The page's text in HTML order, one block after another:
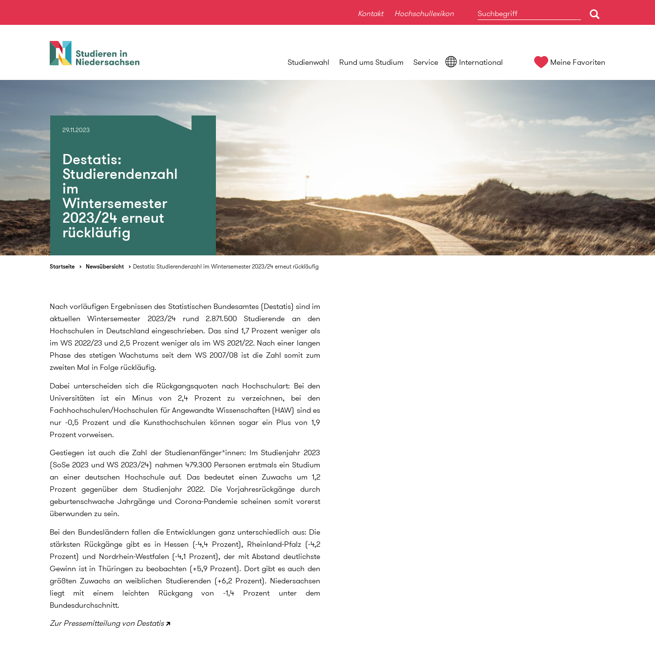
Kontakt Hochschullexikon
Studieren
in
Studienwahl Rund ums Studium Service International Meine Favoriten
29.11.2023
Destatis:
Studierendenzahl
im
Wintersemester
2023/24 erneut
rückläufig
Startseite Newsübersicht Destatis: Studierendenzahl im Wintersemester 2023/24 erneut rückläufig
Nach vorläufigen Ergebnissen des Statistischen Bundesamtes (Destatis) sind im
aktuellen Wintersemester 2023/24 rund 2.871.500 Studierende an den
Hochschulen in Deutschland eingeschrieben. Das sind 1,7 Prozent weniger als
im WS 2022/23 und 2,5 Prozent weniger als im WS 2021/22. Nach einer langen
Phase des stetigen Wachstums seit dem WS 2007/08 ist die Zahl somit zum
zweiten Mal in Folge rückläufig.
Dabei unterscheiden sich die Rückgangsquoten nach Hochschulart: Bei den
Universitäten ist ein Minus von 2,4 Prozent zu verzeichnen, bei den
Fachhochschulen/Hochschulen für Angewandte Wissenschaften (HAW) sind es
nur -0,5 Prozent und die Kunsthochschulen können sogar ein Plus von 1,9
Prozent vorweisen.
Gestiegen ist auch die Zahl der Studienanfänger*innen: Im Studienjahr 2023
(SoSe 2023 und WS 2023/24) nahmen 479.300 Personen erstmals ein Studium
an einer deutschen Hochschule auf. Das bedeutet einen Zuwachs um 1,2
Prozent gegenüber dem Studienjahr 2022. Die Vorjahresrückgänge durch
geburtenschwache Jahrgänge und Corona-Pandemie scheinen somit vorerst
überwunden zu sein.
Bei den Bundesländern fallen die Entwicklungen ganz unterschiedlich aus: Die
stärksten Rückgänge gibt es in Hessen (-4,4 Prozent), Rheinland-Pfalz (-4,2
Prozent) und Nordrhein-Westfalen (-4,1 Prozent), der mit Abstand deutlichste
Gewinn ist in Thüringen zu beobachten (+5,9 Prozent). Dort gibt es auch den
größten Zuwachs an weiblichen Studierenden (+6,2 Prozent). Niedersachsen
liegt mit einem leichten Rückgang von -1,4 Prozent unter dem
Bundesdurchschnitt.
Zur Pressemitteilung von Destatis